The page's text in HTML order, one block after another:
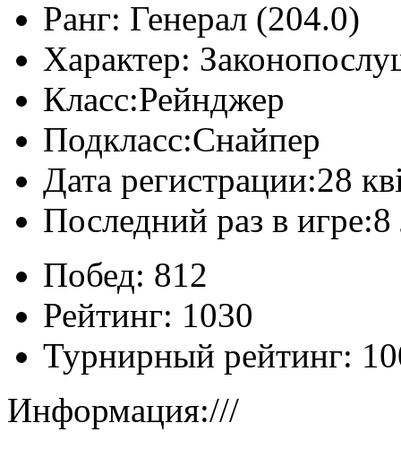
Ранг: Генерал (204.0)
Характер:
Класс:Рейнджер
Подкласс:Снайпер
Дата регистрации:28
Последний раз в игре:8
Побед: 812
Рейтинг: 1030
Турнирный рейтинг:
Информация:///